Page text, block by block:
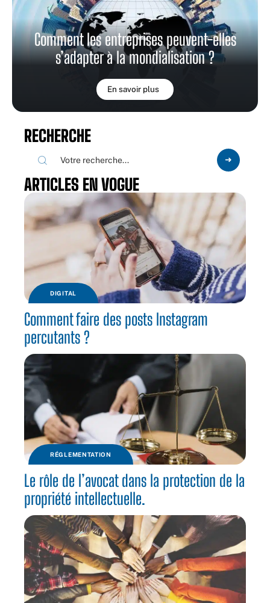
Comment les entreprises peuvent-elles
s’adapter à la mondialisation ?
En savoir plus
RECHERCHE
ARTICLES EN VOGUE
DIGITAL
Comment faire des posts Instagram
percutants ?
RÉGLEMENTATION
Le rôle de l’avocat dans la protection de la
propriété intellectuelle.